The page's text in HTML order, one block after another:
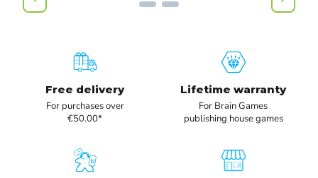
Free delivery
For purchases over
€50.00*
Lifetime warranty
For Brain Games
publishing house games